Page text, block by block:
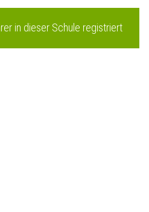
in dieser Schule registriert